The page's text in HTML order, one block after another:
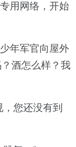
用网络，开始
年军官向屋外
酒怎么样？我
您还没有到